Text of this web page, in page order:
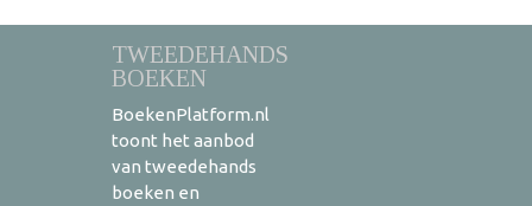
TWEEDEHANDS
BOEKEN
BoekenPlatform.nl
toont het aanbod
van tweedehands
boeken en